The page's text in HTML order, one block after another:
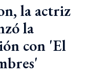
la actriz
la
con 'El